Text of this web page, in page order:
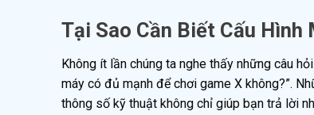
Tại Sao Cần Biết Cấu Hình
Không ít lần chúng ta nghe thấy những câu
máy có đủ mạnh để chơi game X không?”.
thông số kỹ thuật không chỉ giúp bạn trả lời